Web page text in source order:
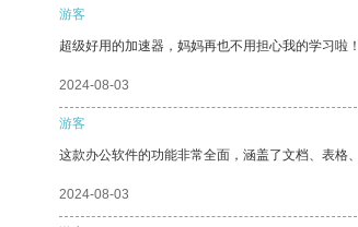
游客
超级好用的加速器，妈妈再也不用担心我的学习啦！
2024-08-03
游客
这款办公软件的功能非常全面，涵盖了文档、表格
2024-08-03